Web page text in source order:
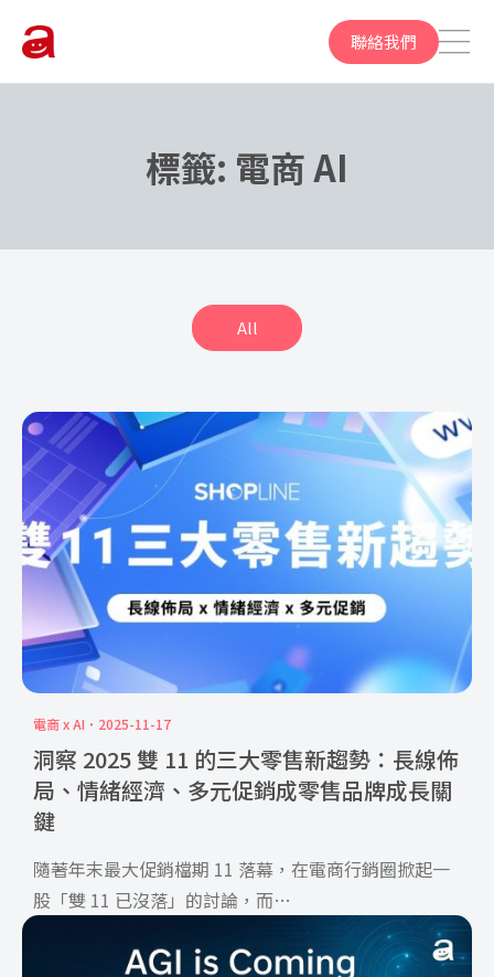
聯絡我們
標籤: 電商 AI
All
電商 x AI 2025-11-17
洞察 2025 雙 11 的三大零售新趨勢：長線佈
局、情緒經濟、多元促銷成零售品牌成長關
鍵
隨著年末最大促銷檔期 11 落幕，在電商行銷圈掀起一
股「雙 11 已沒落」的討論，而
根據 SHOPLINE 日前公布的銷售成績來看，消費者並
非不在雙 11 期間買東西，而是在購物行為上，產生了